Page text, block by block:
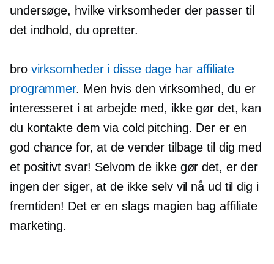
undersøge, hvilke virksomheder der passer til
det indhold, du opretter.
bro virksomheder i disse dage har affiliate
programmer. Men hvis den virksomhed, du er
interesseret i at arbejde med, ikke gør det, kan
du kontakte dem via cold pitching. Der er en
god chance for, at de vender tilbage til dig med
et positivt svar! Selvom de ikke gør det, er der
ingen der siger, at de ikke selv vil nå ud til dig i
fremtiden! Det er en slags magien bag affiliate
marketing.